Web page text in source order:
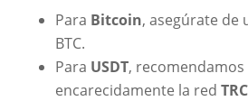
Para Bitcoin, asegúrate de
BTC.
Para USDT, recomendamos
encarecidamente la red